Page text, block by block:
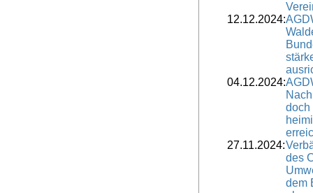
12.12.2024:
04.12.2024:
doch
27.11.2024:
des
dem